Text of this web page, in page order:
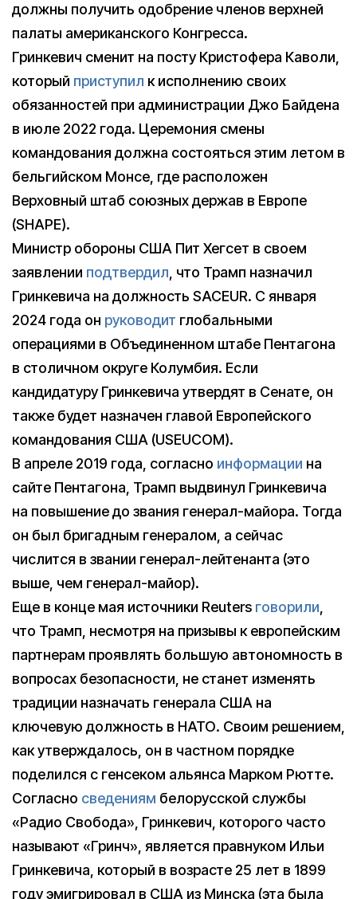
должны получить одобрение членов верхней
палаты американского Конгресса.
Гринкевич сменит на посту Кристофера Каволи,
который приступил к исполнению своих
обязанностей при администрации Джо Байдена
в июле 2022 года. Церемония смены
командования должна состояться этим летом в
бельгийском Монсе, где расположен
Верховный штаб союзных держав в Европе
(SHAPE).
Министр обороны США Пит Хегсет в своем
заявлении подтвердил , что Трамп назначил
Гринкевича на должность SACEUR. С января
2024 года он руководит глобальными
операциями в Объединенном штабе Пентагона
в столичном округе Колумбия. Если
кандидатуру Гринкевича утвердят в Сенате, он
также будет назначен главой Европейского
командования США (USEUCOM).
В апреле 2019 года, согласно информации на
сайте Пентагона, Трамп выдвинул Гринкевича
на повышение до звания генерал-майора. Тогда
он был бригадным генералом, а сейчас
числится в звании генерал-лейтенанта (это
выше, чем генерал-майор).
Еще в конце мая источники Reuters говорили
что Трамп, несмотря на призывы к европейским
партнерам проявлять большую автономность в
вопросах безопасности, не станет изменять
традиции назначать генерала США на
ключевую должность в НАТО. Своим решением,
как утверждалось, он в частном порядке
поделился с генсеком альянса Марком Рютте.
Согласно сведениям белорусской службы
«Радио Свобода», Гринкевич, которого часто
называют «Гринч», является правнуком Ильи
Гринкевича, который в возрасте 25 лет в 1899
году эмигрировал в США из Минска (эта была